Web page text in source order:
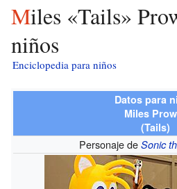
Miles «Tails» Prower para
niños
Enciclopedia para niños
Datos para
Miles
(Tails)
Personaje deSonic